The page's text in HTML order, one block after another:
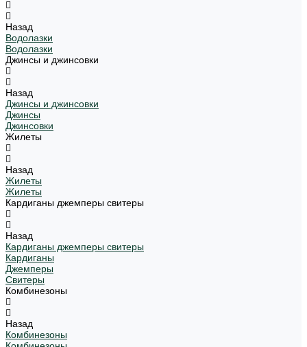
Назад
Водолазки
Водолазки
Джинсы и джинсовки
Назад
Джинсы и джинсовки
Джинсы
Джинсовки
Жилеты
Назад
Жилеты
Жилеты
Кардиганы джемперы свитеры
Назад
Кардиганы джемперы свитеры
Кардиганы
Джемперы
Свитеры
Комбинезоны
Назад
Комбинезоны